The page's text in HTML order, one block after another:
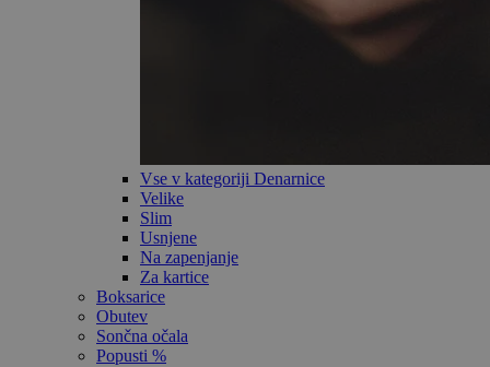
Vse v kategoriji Denarnice
Velike
Slim
Usnjene
Na zapenjanje
Za kartice
Boksarice
Obutev
Sončna očala
Popusti %